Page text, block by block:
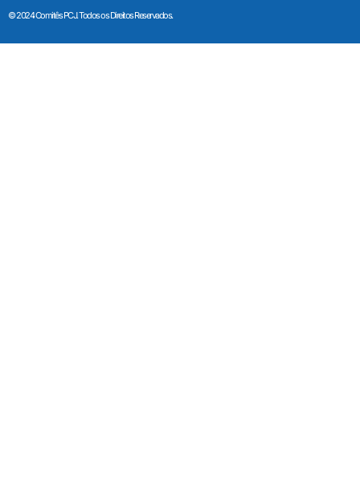
© 2024 Comitês PCJ. Todos os Direitos Reservados.